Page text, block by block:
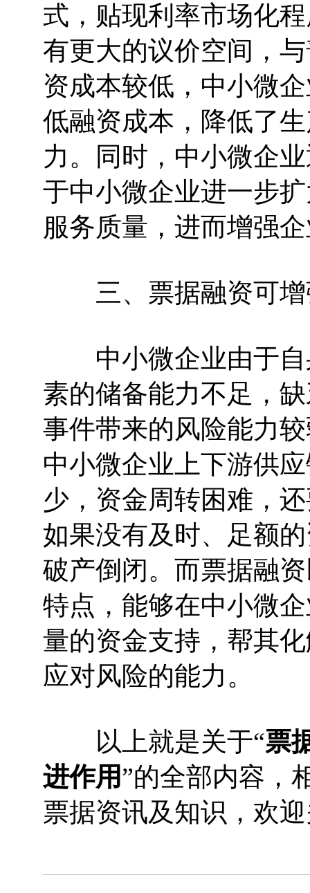
式，贴现利率市场化
有更大的议价空间，
资成本较低，中小微
低融资成本，降低了
力。同时，中小微企
于中小微企业进一步
服务质量，进而增强
三、票据融资可增
中小微企业由于自
素的储备能力不足，
事件带来的风险能力
中小微企业上下游供
少，资金周转困难，
如果没有及时、足额
破产倒闭。而票据融
特点，能够在中小微
量的资金支持，帮其
应对风险的能力。
以上就是关于“票
进作用”的全部内容，
票据资讯及知识，欢